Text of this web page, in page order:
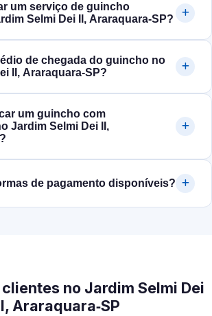
um serviço de guincho
Selmi Dei II, Araraquara‑SP?
de chegada do guincho no
II, Araraquara‑SP?
um guincho com
Jardim Selmi Dei II,
de pagamento disponíveis?
no Jardim Selmi Dei
Araraquara‑SP